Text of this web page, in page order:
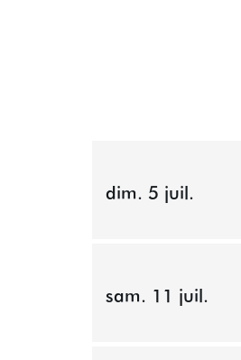
dim. 5 juil.
sam. 11 juil.